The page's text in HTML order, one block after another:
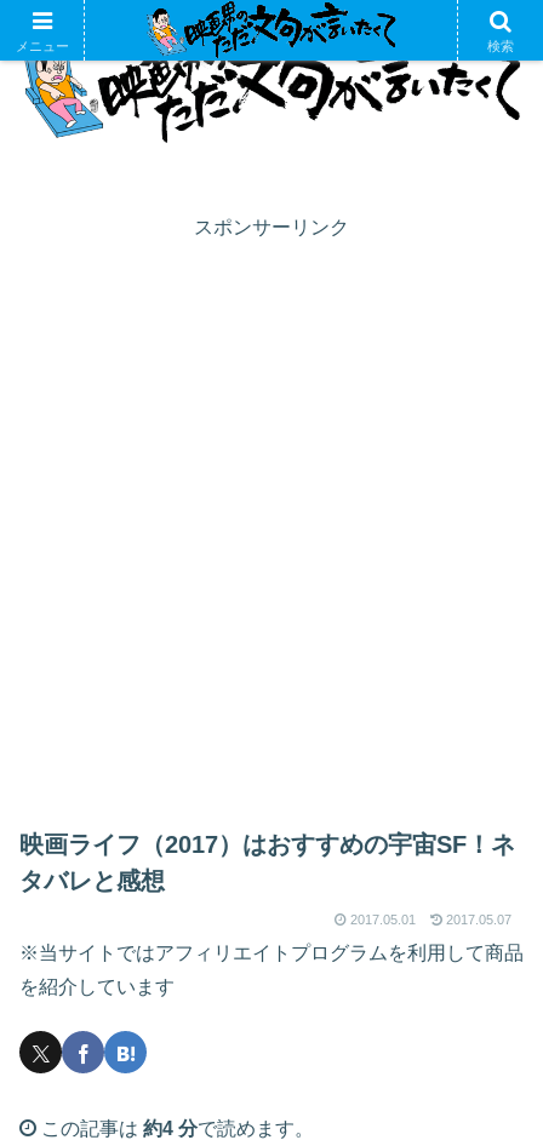
スポンサーリンク
映画ライフ（2017）はおすすめの宇宙SF！ネ
タバレと感想
2017.05.01 2017.05.07
※当サイトではアフィリエイトプログラムを利用して商品
を紹介しています
この記事は 約4 分で読めます。
メニュー 検索